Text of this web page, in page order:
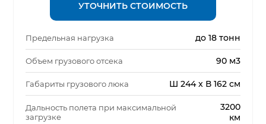
УТОЧНИТЬ СТОИМОСТЬ
Предельная нагрузка до 18 тонн
Объем грузового отсека 90 м3
Габариты грузового люка Ш 244 x В 162 см
Дальность полета при максимальной
загрузке
3200
км